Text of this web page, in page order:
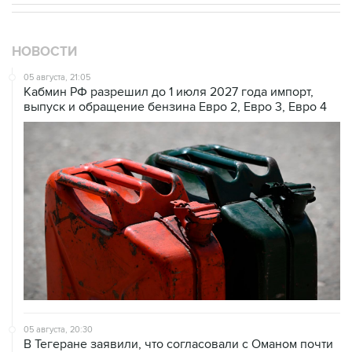
НОВОСТИ
05 августа, 21:05
Кабмин РФ разрешил до 1 июля 2027 года импорт,
выпуск и обращение бензина Евро 2, Евро 3, Евро 4
05 августа, 20:30
В Тегеране заявили, что согласовали с Оманом почти